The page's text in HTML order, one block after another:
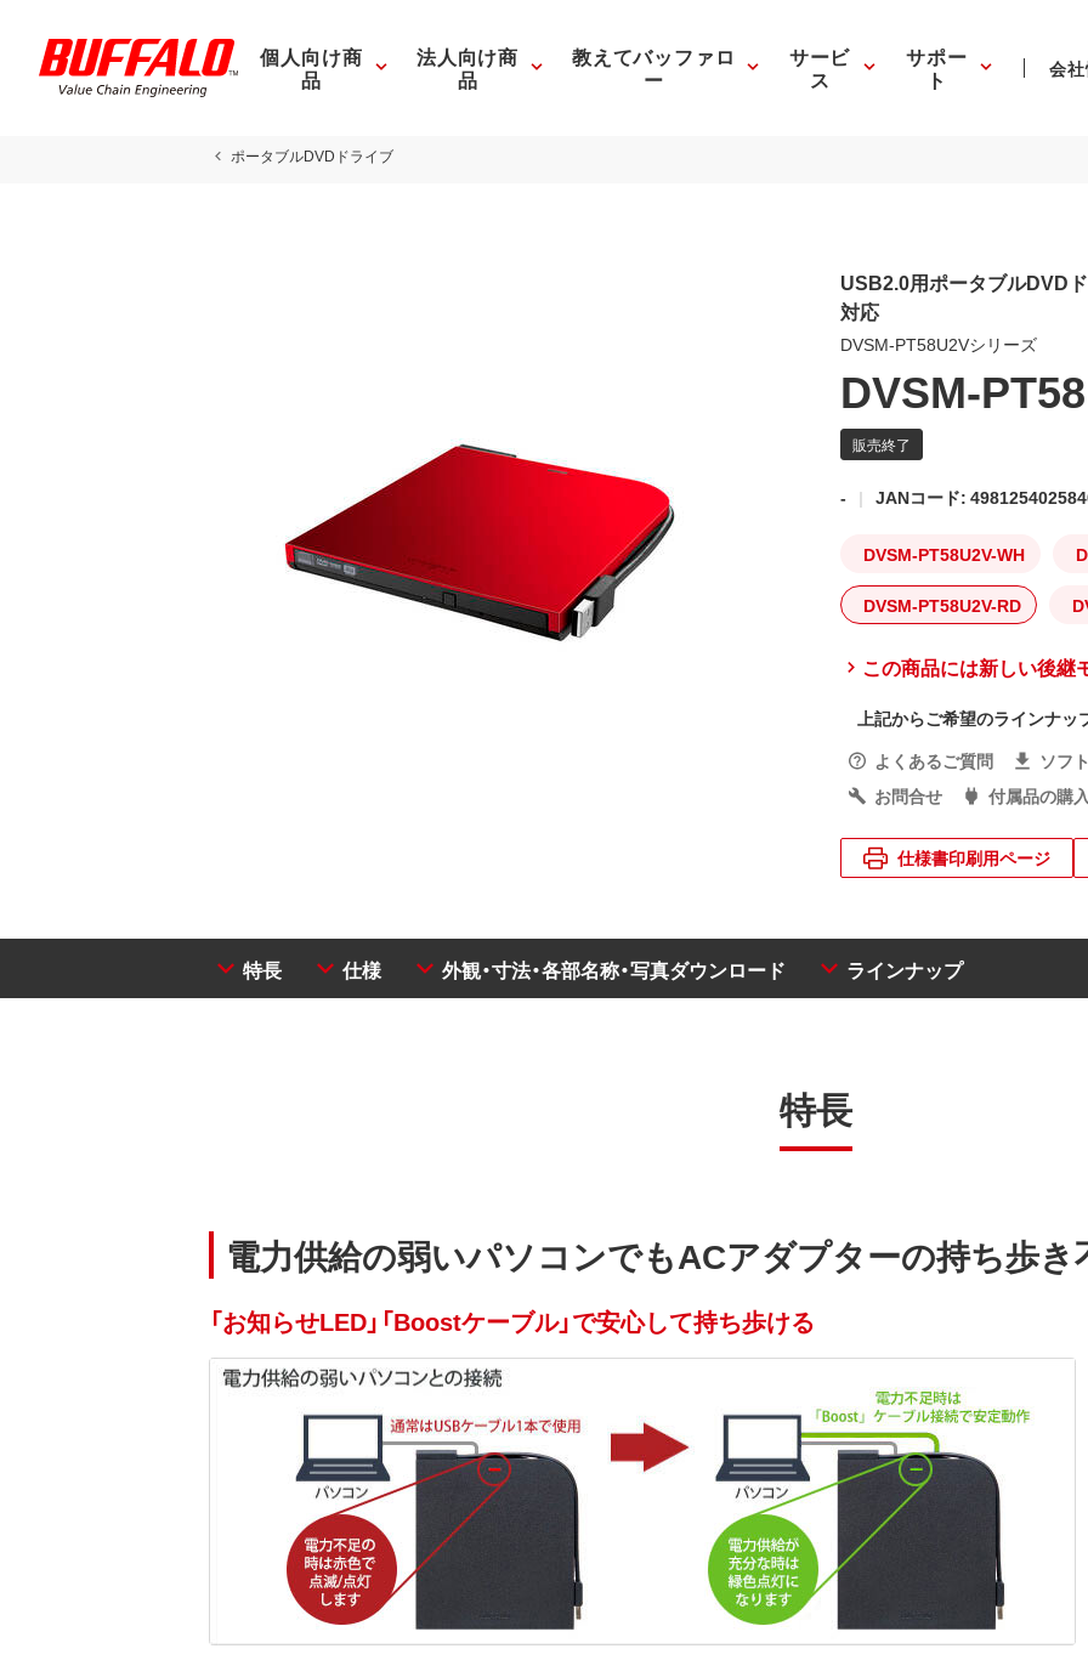
個人向け商
品
法人向け商
品
教えてバッファロ
ー
サービ
ス
サポー
ト 会
ポータブルDVDドライブ
USB2.0用ポータブルDVD
対応
DVSM-PT58U2Vシリーズ
DVSM-
- JANコード:
DVSM-PT58U2V-WH
DVSM-PT58U2V-RD
この商品には新しい後継
上記からご希望のラインナッ
よくあるご質問
ソフ
お問合せ
付属品の購
仕様書印刷用ページ
特長 仕様 外観・寸法・各部名称・写真ダウンロード ラインナップ
特長
電力供給の弱いパソコンでもACアダプターの持ち歩き
「お知らせLED」「Boostケーブル」で安心して持ち歩ける